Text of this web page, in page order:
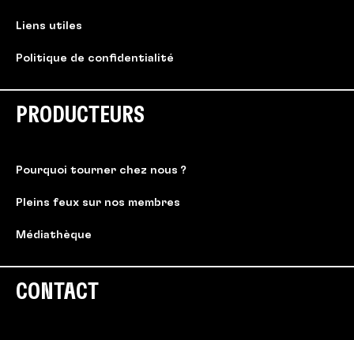
Liens utiles
Politique de confidentialité
PRODUCTEURS
Pourquoi tourner chez nous ?
Pleins feux sur nos membres
Médiathèque
CONTACT